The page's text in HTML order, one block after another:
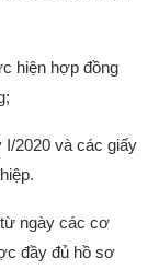
hiện hợp đồng
I/2020 và các giấy
ngày các cơ
đầy đủ hồ sơ